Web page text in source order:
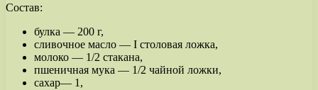
Состав:
булка — 200 г,
сливочное масло — I столовая ложка,
молоко — 1/2 стакана,
пшеничная мука — 1/2 чайной ложки,
сахар— 1,